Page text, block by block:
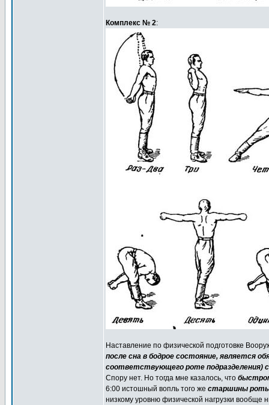
Комплекс № 2:
Наставление по физической подготовке
после сна в бодрое состояние, является
соответствующего роте
Спору нет. Но тогда мне казалось, что
6:00 истошный вопль того же старшины роты
низкому уровню физической нагрузки вообще